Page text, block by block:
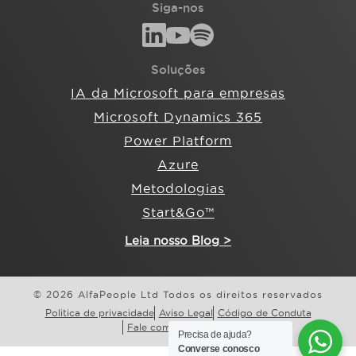
Siga-nos
Soluções
IA da Microsoft para empresas
Microsoft Dynamics 365
Power Platform
Azure
Metodologias
Start&Go™
Leia nosso Blog >
© 2026 AlfaPeople Ltd Todos os direitos reservados
Politica de privacidade Aviso Legal Código de Conduta
Fale com a AlfaPeople
Precisa de ajuda?
Converse conosco